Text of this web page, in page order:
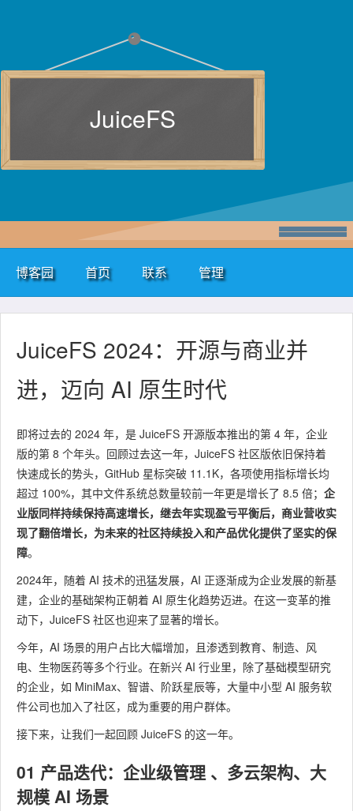
JuiceFS
博客园 首页 联系 管理
JuiceFS 2024：开源与商业并
进，迈向 AI 原生时代
即将过去的 2024 年，是 JuiceFS 开源版本推出的第 4 年，企业
版的第 8 个年头。回顾过去这一年，JuiceFS 社区版依旧保持着
快速成长的势头，GitHub 星标突破 11.1K，各项使用指标增长均
超过 100%，其中文件系统总数量较前一年更是增长了 8.5 倍； 企
业版同样持续保持高速增长，继去年实现盈亏平衡后，商业营收实
现了翻倍增长，为未来的社区持续投入和产品优化提供了坚实的保
障。
2024年，随着 AI 技术的迅猛发展，AI 正逐渐成为企业发展的新基
建，企业的基础架构正朝着 AI 原生化趋势迈进。在这一变革的推
动下，JuiceFS 社区也迎来了显著的增长。
今年，AI 场景的用户占比大幅增加，且渗透到教育、制造、风
电、生物医药等多个行业。在新兴 AI 行业里，除了基础模型研究
的企业，如 MiniMax、智谱、阶跃星辰等，大量中小型 AI 服务软
件公司也加入了社区，成为重要的用户群体。
接下来，让我们一起回顾 JuiceFS 的这一年。
01 产品迭代：企业级管理 、多云架构、大
规模 AI 场景